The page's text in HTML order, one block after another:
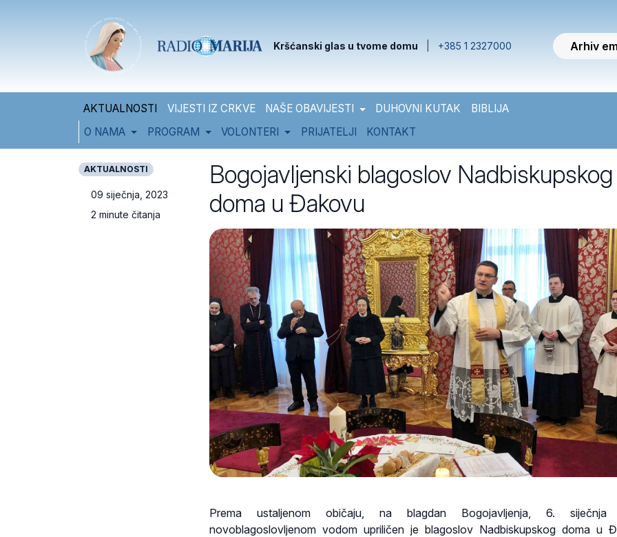
Kršćanski glas u tvome domu +385 1 2327000 Arhiv
AKTUALNOSTI VIJESTI IZ CRKVE NAŠE OBAVIJESTI DUHOVNI KUTAK
BIBLIJA
O NAMA
PROGRAM VOLONTERI PRIJATELJI KONTAKT
AKTUALNOSTI
09 siječnja, 2023
2 minute čitanja
Bogojavljenski blagoslov Nadbiskupskog
doma u Đakovu
Prema ustaljenom običaju, na blagdan Bogojavljenja, 6. siječnja
novoblagoslovljenom vodom upriličen je blagoslov Nadbiskupskog doma u